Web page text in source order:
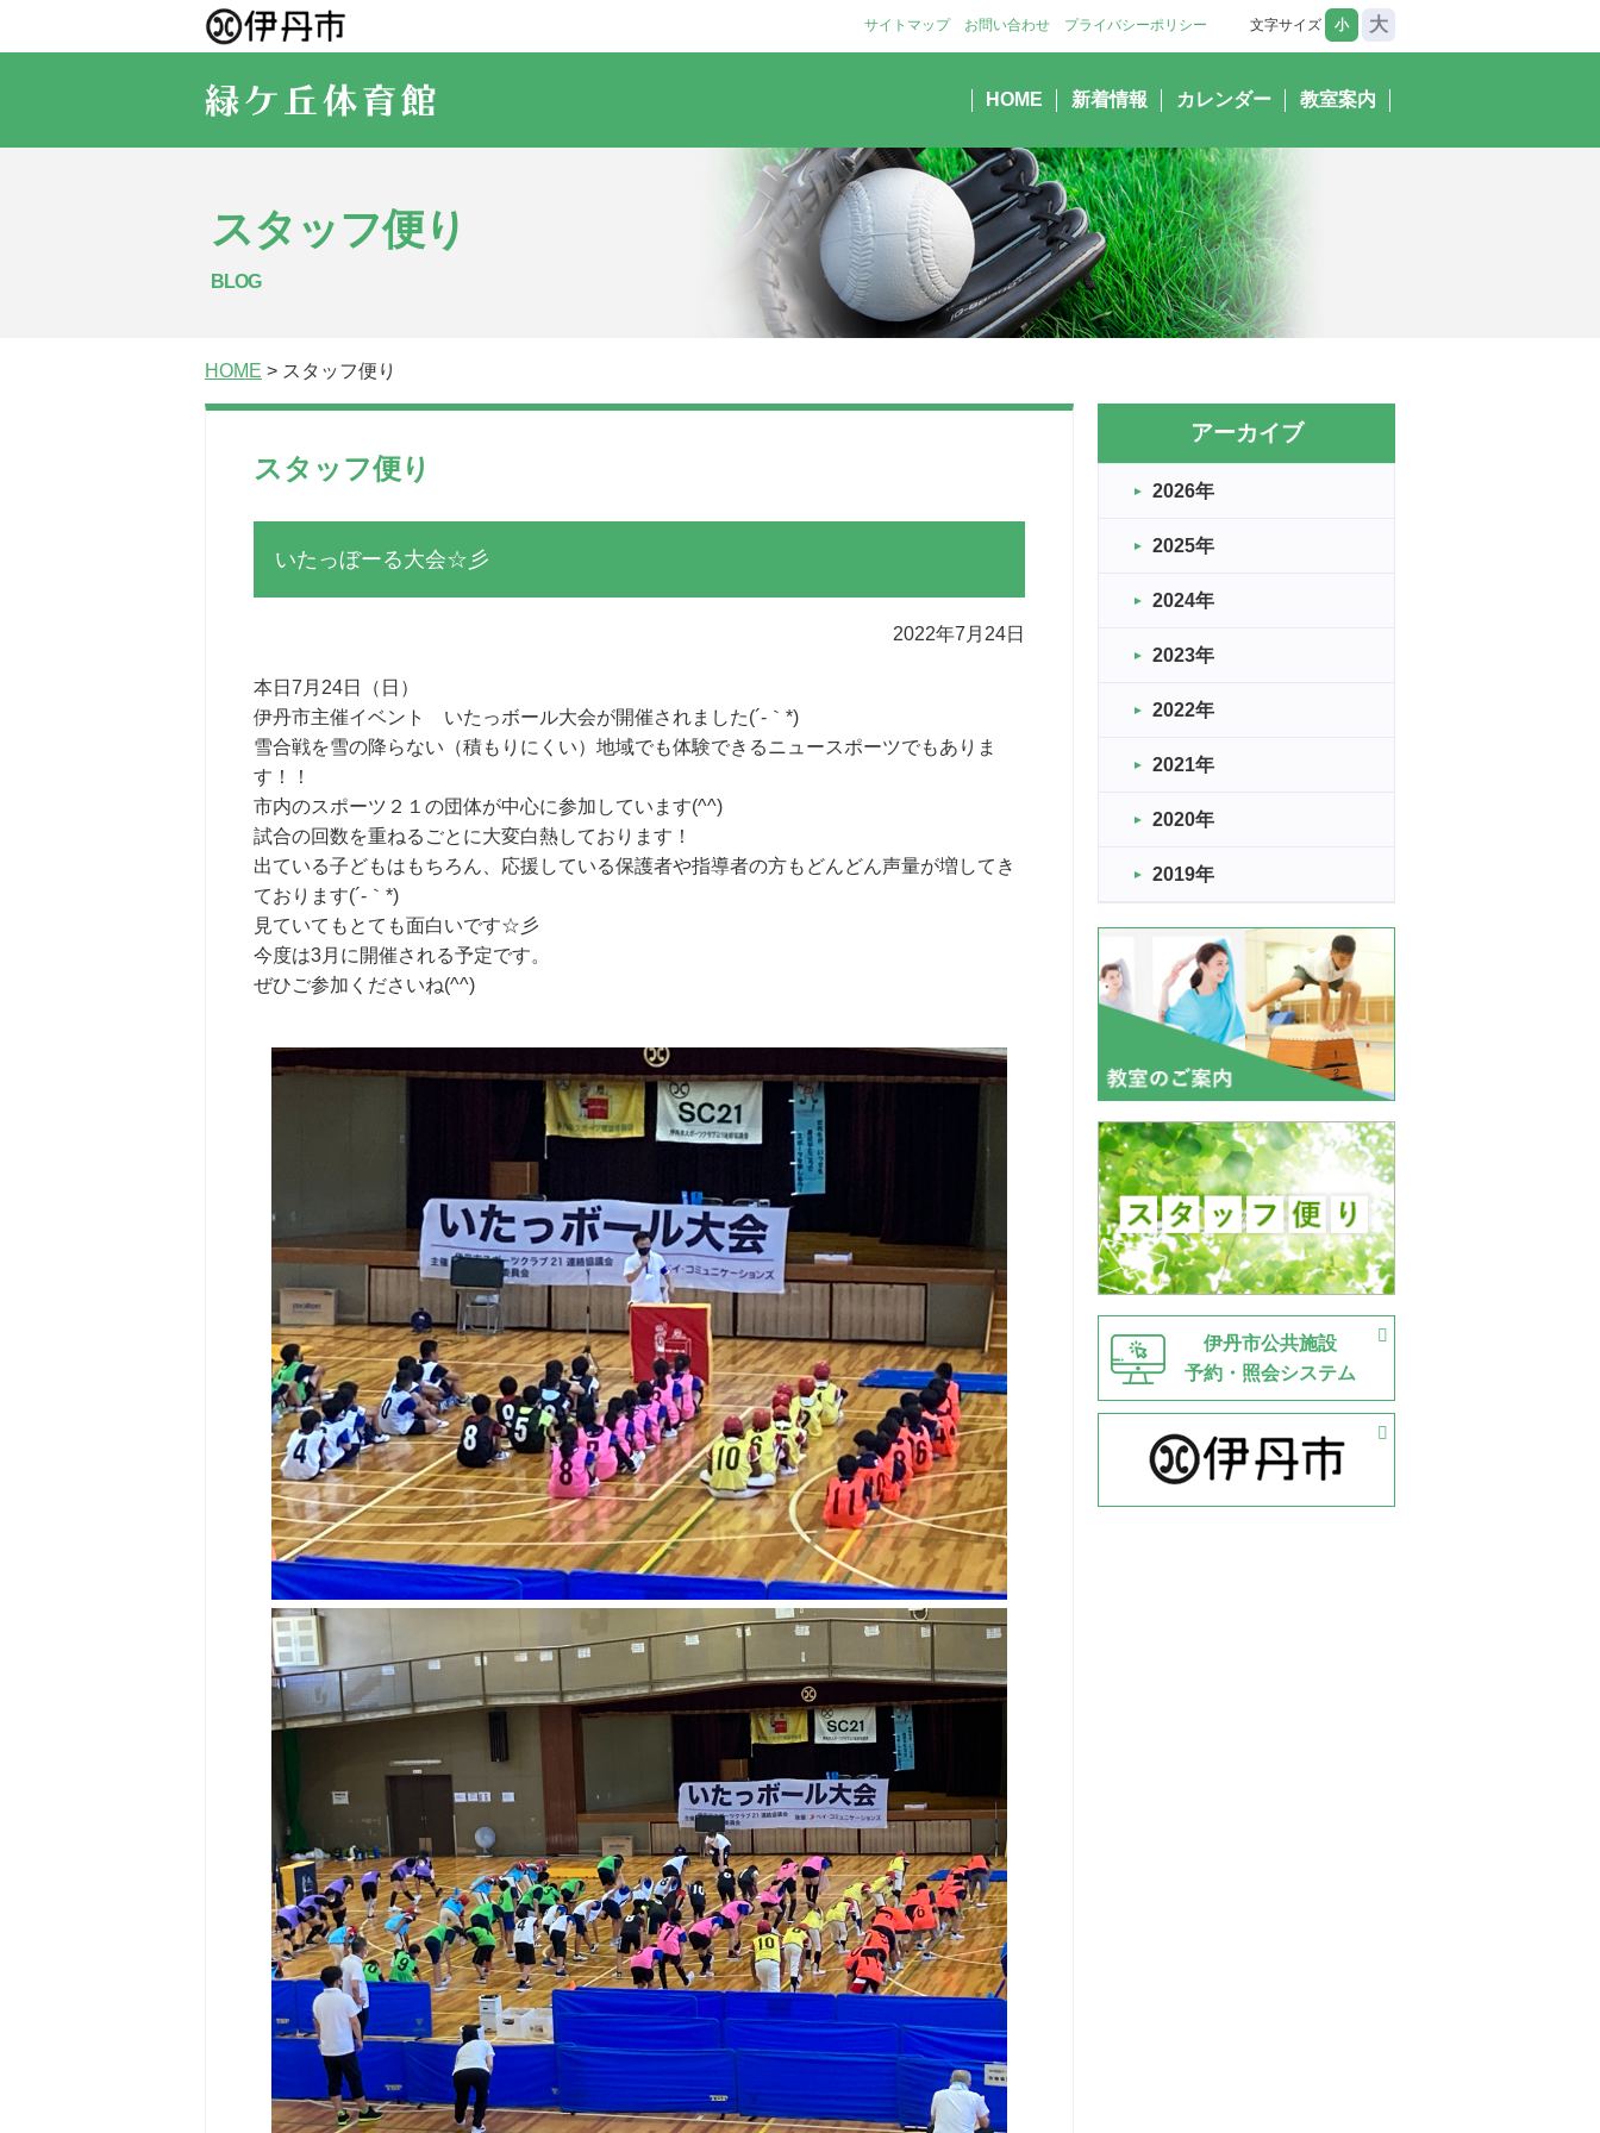
サイトマップ お問い合わせ プライバシーポリシー
HOME 新着情報 カレンダー 教室案内
文字サイズ 小 大
スタッフ便り
BLOG
HOME > スタッフ便り
スタッフ便り
いたっぼーる大会☆彡
2022年7月24日
本日7月24日（日）
伊丹市主催イベント いたっボール大会が開催されました(´-｀*)
雪合戦を雪の降らない（積もりにくい）地域でも体験できるニュースポーツでもありま
す！！
市内のスポーツ２１の団体が中心に参加しています(^^)
試合の回数を重ねるごとに大変白熱しております！
出ている子どもはもちろん、応援している保護者や指導者の方もどんどん声量が増してき
ております(´-｀*)
見ていてもとても面白いです☆彡
今度は3月に開催される予定です。
ぜひご参加くださいね(^^)
アーカイブ
2026年
2025年
2024年
2023年
2022年
2021年
2020年
2019年
伊丹市公共施設
予約・照会システム